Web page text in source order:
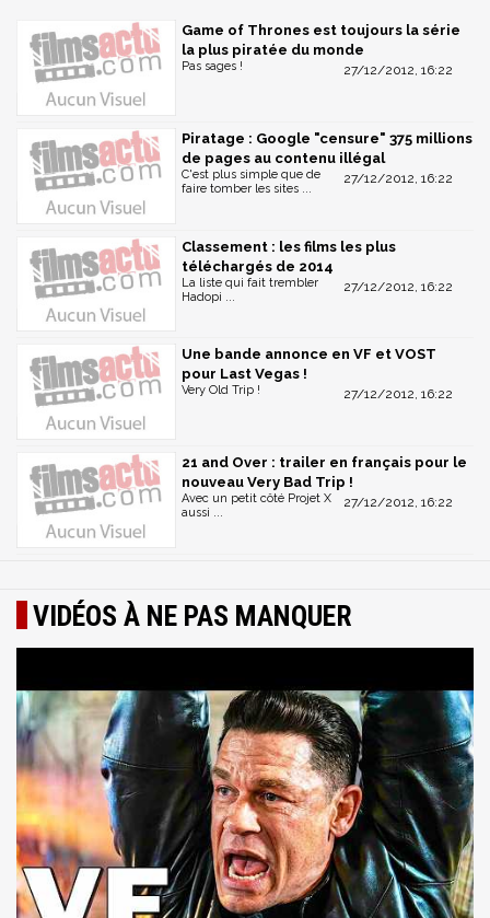
Game of Thrones est toujours la série
la plus piratée du monde
27/12/2012, 16:22
Pas sages !
Piratage : Google "censure" 375 millions
de pages au contenu illégal
27/12/2012, 16:22
C'est plus simple que de
faire tomber les sites ...
Classement : les films les plus
téléchargés de 2014
27/12/2012, 16:22
La liste qui fait trembler
Hadopi ...
Une bande annonce en VF et VOST
pour Last Vegas !
27/12/2012, 16:22
Very Old Trip !
21 and Over : trailer en français pour le
nouveau Very Bad Trip !
27/12/2012, 16:22
Avec un petit côté Projet X
aussi ...
VIDÉOS À NE PAS MANQUER